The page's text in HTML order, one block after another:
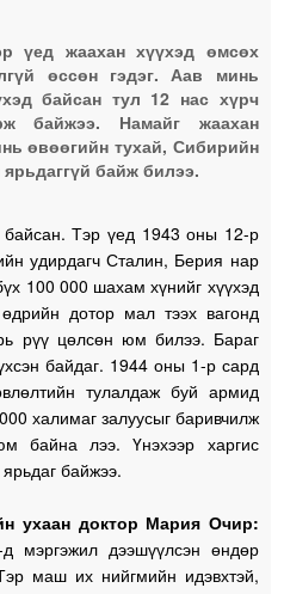
үед жаахан хүүхэд өмсөх
өссөн гэдэг. Аав минь
байсан тул 12 нас хүрч
байжээ. Намайг жаахан
өвөөгийн тухай, Сибирийн
байж билээ.
байсан. Тэр үед 1943 оны 12-р
удирдагч Сталин, Берия нар
100 000 шахам хүнийг хүүхэд
дотор мал тээх вагонд
рүү цөлсөн юм билээ. Бараг
байдаг. 1944 оны 1-р сард
тулалдаж буй армид
халимаг залуусыг баривчилж
байна лээ. Үнэхээр харгис
байжээ.
ухаан доктор Мария Очир:
мэргэжил дээшүүлсэн өндөр
маш их нийгмийн идэвхтэй,